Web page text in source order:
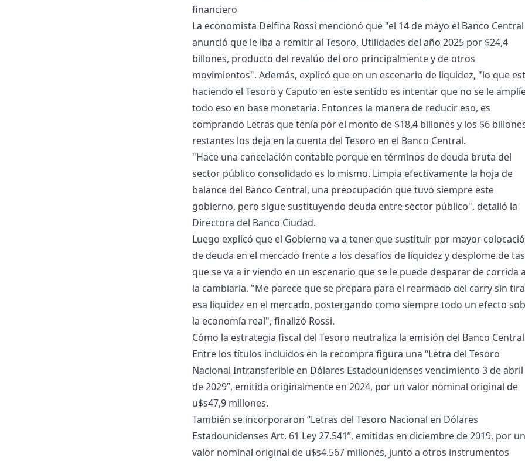
financiero
La economista Delfina Rossi mencionó que "el 14 de mayo el Banco Central
anunció que le iba a remitir al Tesoro, Utilidades del año 2025 por $24,4
billones, producto del revalúo del oro principalmente y de otros
movimientos". Además, explicó que en un escenario de liquidez, "lo que
haciendo el Tesoro y Caputo en este sentido es intentar que no se le
todo eso en base monetaria. Entonces la manera de reducir eso, es
comprando Letras que tenía por el monto de $18,4 billones y los $6
restantes los deja en la cuenta del Tesoro en el Banco Central.
"Hace una cancelación contable porque en términos de deuda bruta del
sector público consolidado es lo mismo. Limpia efectivamente la hoja de
balance del Banco Central, una preocupación que tuvo siempre este
gobierno, pero sigue sustituyendo deuda entre sector público", detalló la
Directora del Banco Ciudad.
Luego explicó que el Gobierno va a tener que sustituir por mayor
de deuda en el mercado frente a los desafíos de liquidez y desplome de
que se va a ir viendo en un escenario que se le puede desparar de corrida a
la cambiaria. "Me parece que se prepara para el rearmado del carry sin
esa liquidez en el mercado, postergando como siempre todo un efecto
la economía real", finalizó Rossi.
Cómo la estrategia fiscal del Tesoro neutraliza la emisión del Banco Central
Entre los títulos incluidos en la recompra figura una “Letra del Tesoro
Nacional Intransferible en Dólares Estadounidenses vencimiento 3 de abril
de 2029”, emitida originalmente en 2024, por un valor nominal original de
u$s47,9 millones.
También se incorporaron “Letras del Tesoro Nacional en Dólares
Estadounidenses Art. 61 Ley 27.541”, emitidas en diciembre de 2019, por un
valor nominal original de u$s4.567 millones, junto a otros instrumentos